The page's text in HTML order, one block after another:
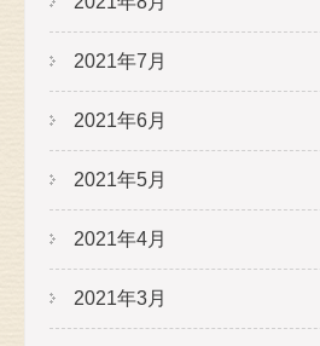
2021年7月
2021年6月
2021年5月
2021年4月
2021年3月